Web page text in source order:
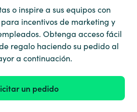
o inspire a sus equipos con
incentivos de marketing y
Obtenga acceso fácil
regalo haciendo su pedido al
a continuación.
un pedido